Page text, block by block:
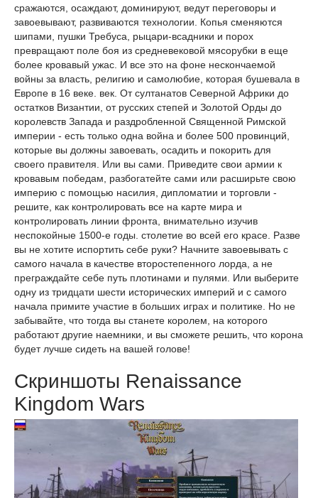
сражаются, осаждают, доминируют, ведут переговоры и
завоевывают, развиваются технологии. Копья сменяются
шипами, пушки Требуса, рыцари-всадники и порох
превращают поле боя из средневековой мясорубки в еще
более кровавый ужас. И все это на фоне нескончаемой
войны за власть, религию и самолюбие, которая бушевала в
Европе в 16 веке. век. От султанатов Северной Африки до
остатков Византии, от русских степей и Золотой Орды до
королевств Запада и раздробленной Священной Римской
империи - есть только одна война и более 500 провинций,
которые вы должны завоевать, осадить и покорить для
своего правителя. Или вы сами. Приведите свои армии к
кровавым победам, разбогатейте сами или расширьте свою
империю с помощью насилия, дипломатии и торговли -
решите, как контролировать все на карте мира и
контролировать линии фронта, внимательно изучив
неспокойные 1500-е годы. столетие во всей его красе. Разве
вы не хотите испортить себе руки? Начните завоевывать с
самого начала в качестве второстепенного лорда, а не
преграждайте себе путь плотинами и пулями. Или выберите
одну из тридцати шести исторических империй и с самого
начала примите участие в больших играх и политике. Но не
забывайте, что тогда вы станете королем, на которого
работают другие наемники, и вы сможете решить, что корона
будет лучше сидеть на вашей голове!
Скриншоты Renaissance
Kingdom Wars